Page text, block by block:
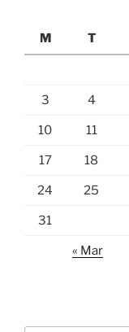
M
T
3 4
10 11
17 18
24 25
31
« Mar